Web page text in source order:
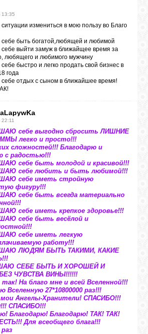
13:35
измениться в мою пользу во Благо
быть богатой,любящей и любимой
выйти замуж в ближайщее время за
любящего и любимого мужчину
быстро и легко продать свой бизнес в
года
отдых с сыном в ближайшее время!
себе выгодно сбросить ЛИШНИЕ
легко и просто!!!
сложностей!!! Благодарю и
с радостью!!!
себе быть молодой и красивой!!!
себе любить и быть любимой!!!
себе иметь стройную
фигуру!!!
себе быть всегда материально
себе иметь крепкое здоровье!!!
себе быть весёлой и
себе иметь легкую
работу!!!
ЛЮДЯМ БЫТЬ ТАКИМИ, КАКИЕ
СЕБЕ БЫТЬ И ХОРОШЕЙ И
ЧУВСТВА ВИНЫ!!!!!!
На благо мне и всей Вселенной!!!
Вселенную 27*10800000 раз!!!
мои Ангелы-Хранители! СПАСИБО!!!
СПАСИБО!!!
Благодарю! Благодарю! ТАК! ТАК!
Для всеобщего блага!!!
раз